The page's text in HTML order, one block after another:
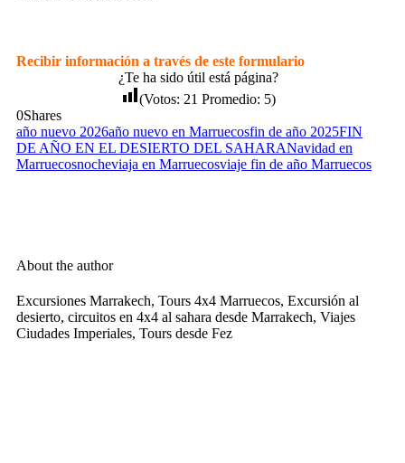
Recibir información a través de este formulario
¿Te ha sido útil está página?
(Votos: 21 Promedio: 5)
0Shares
año nuevo 2026año nuevo en Marruecosfin de año 2025FIN
DE AÑO EN EL DESIERTO DEL SAHARANavidad en
Marruecosnocheviaja en Marruecosviaje fin de año Marruecos
About the author
Excursiones Marrakech, Tours 4x4 Marruecos, Excursión al
desierto, circuitos en 4x4 al sahara desde Marrakech, Viajes
Ciudades Imperiales, Tours desde Fez